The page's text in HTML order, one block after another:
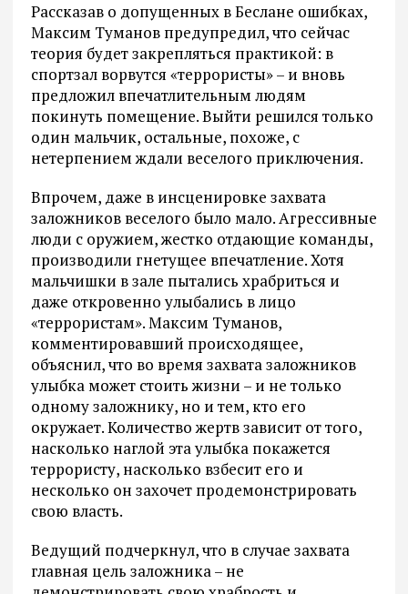
Рассказав о допущенных в Беслане ошибках,
Максим Туманов предупредил, что сейчас
теория будет закрепляться практикой: в
спортзал ворвутся «террористы» – и вновь
предложил впечатлительным людям
покинуть помещение. Выйти решился только
один мальчик, остальные, похоже, с
нетерпением ждали веселого приключения.
Впрочем, даже в инсценировке захвата
заложников веселого было мало. Агрессивные
люди с оружием, жестко отдающие команды,
производили гнетущее впечатление. Хотя
мальчишки в зале пытались храбриться и
даже откровенно улыбались в лицо
«террористам». Максим Туманов,
комментировавший происходящее,
объяснил, что во время захвата заложников
улыбка может стоить жизни – и не только
одному заложнику, но и тем, кто его
окружает. Количество жертв зависит от того,
насколько наглой эта улыбка покажется
террористу, насколько взбесит его и
несколько он захочет продемонстрировать
свою власть.
Ведущий подчеркнул, что в случае захвата
главная цель заложника – не